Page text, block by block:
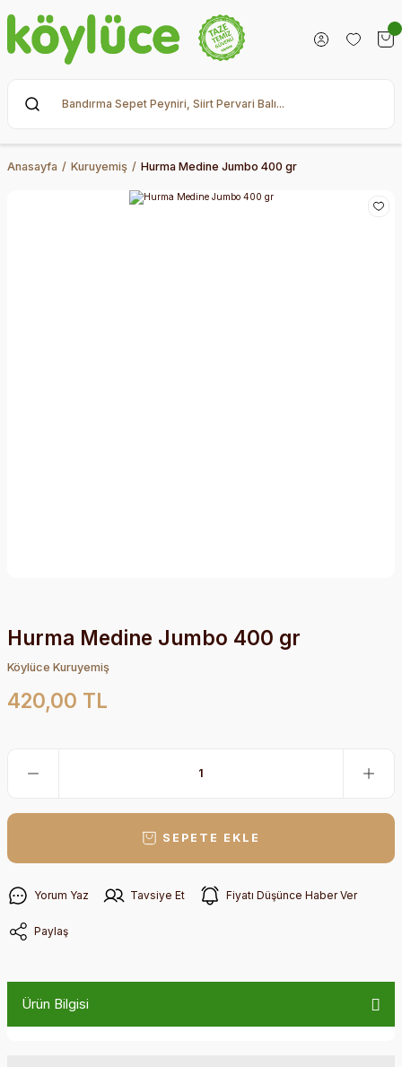
Anasayfa Kuruyemiş Hurma Medine Jumbo 400 gr
Hurma Medine Jumbo 400 gr
Köylüce Kuruyemiş
420,00 TL
SEPETE EKLE
Yorum Yaz Tavsiye Et Fiyatı Düşünce Haber Ver
Paylaş
Ürün Bilgisi